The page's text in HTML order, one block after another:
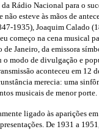
Rádio Nacional para o
não esteve às mãos de
1935), Joaquim Calado
começo na cena musical
Janeiro, da emissora
o modo de divulgação e
aconteceu em 12
merecia: uma
musicais de menor porte.
ligado às aparições
De 1931 a